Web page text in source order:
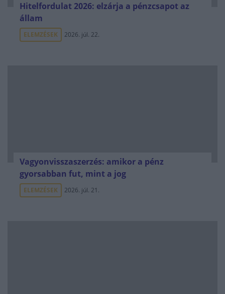
Hitelfordulat 2026: elzárja a pénzcsapot az
állam
ELEMZÉSEK 2026. júl. 22.
Vagyonvisszaszerzés: amikor a pénz
gyorsabban fut, mint a jog
ELEMZÉSEK 2026. júl. 21.